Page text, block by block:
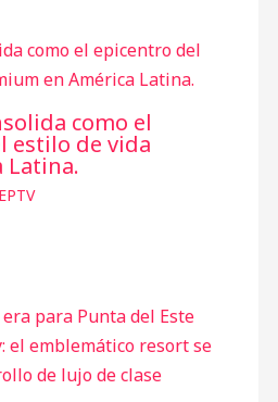
como el
estilo de vida
Latina.